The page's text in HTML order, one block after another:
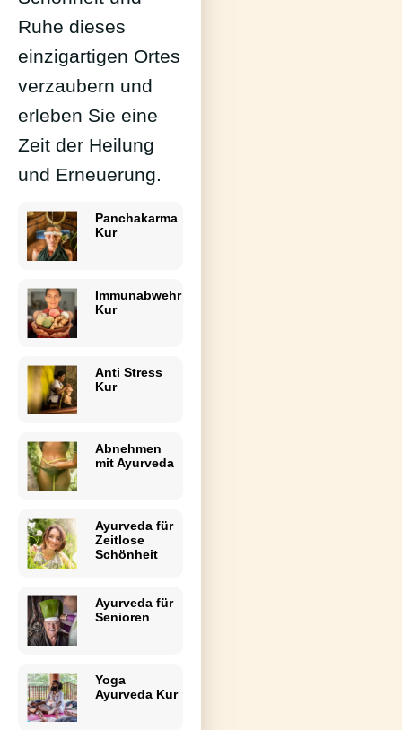
Ruhe dieses
einzigartigen Ortes
verzaubern und
erleben Sie eine
Zeit der Heilung
und Erneuerung.
Panchakarma
Kur
Immunabwehr
Kur
Anti Stress
Kur
Abnehmen
mit Ayurveda
Ayurveda für
Zeitlose
Schönheit
Ayurveda für
Senioren
Yoga
Ayurveda Kur